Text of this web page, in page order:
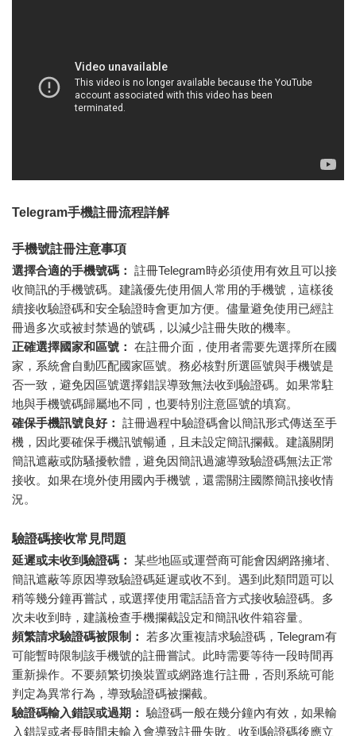
Telegram手機註冊流程詳解
手機號註冊注意事項
選擇合適的手機號碼： 註冊Telegram時必須使用有效且可以接
收簡訊的手機號碼。建議優先使用個人常用的手機號，這樣後
續接收驗證碼和安全驗證時會更加方便。儘量避免使用已經註
冊過多次或被封禁過的號碼，以減少註冊失敗的機率。
正確選擇國家和區號： 在註冊介面，使用者需要先選擇所在國
家，系統會自動匹配國家區號。務必核對所選區號與手機號是
否一致，避免因區號選擇錯誤導致無法收到驗證碼。如果常駐
地與手機號碼歸屬地不同，也要特別注意區號的填寫。
確保手機訊號良好： 註冊過程中驗證碼會以簡訊形式傳送至手
機，因此要確保手機訊號暢通，且未設定簡訊攔截。建議關閉
簡訊遮蔽或防騷擾軟體，避免因簡訊過濾導致驗證碼無法正常
接收。如果在境外使用國內手機號，還需關注國際簡訊接收情
況。
驗證碼接收常見問題
延遲或未收到驗證碼： 某些地區或運營商可能會因網路擁堵、
簡訊遮蔽等原因導致驗證碼延遲或收不到。遇到此類問題可以
稍等幾分鐘再嘗試，或選擇使用電話語音方式接收驗證碼。多
次未收到時，建議檢查手機攔截設定和簡訊收件箱容量。
頻繁請求驗證碼被限制：
若多次重複請求驗證碼，Telegram有
可能暫時限制該手機號的註冊嘗試。此時需要等待一段時間再
重新操作。不要頻繁切換裝置或網路進行註冊，否則系統可能
判定為異常行為，導致驗證碼被攔截。
驗證碼輸入錯誤或過期： 驗證碼一般在幾分鐘內有效，如果輸
入錯誤或者長時間未輸入會導致註冊失敗。收到驗證碼後應立